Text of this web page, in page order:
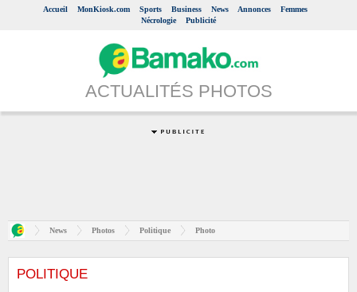
Accueil MonKiosk.com Sports Business News Annonces
Femmes
Nécrologie
Publicité
ACTUALITÉS PHOTOS
News Photos Politique Photo
POLITIQUE